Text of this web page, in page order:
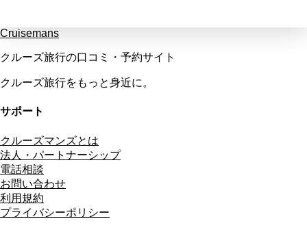
Cruisemans
クルーズ旅行の口コミ・予約サイト
クルーズ旅行をもっと身近に。
サポート
クルーズマンズとは
法人・パートナーシップ
電話相談
お問い合わせ
利用規約
プライバシーポリシー